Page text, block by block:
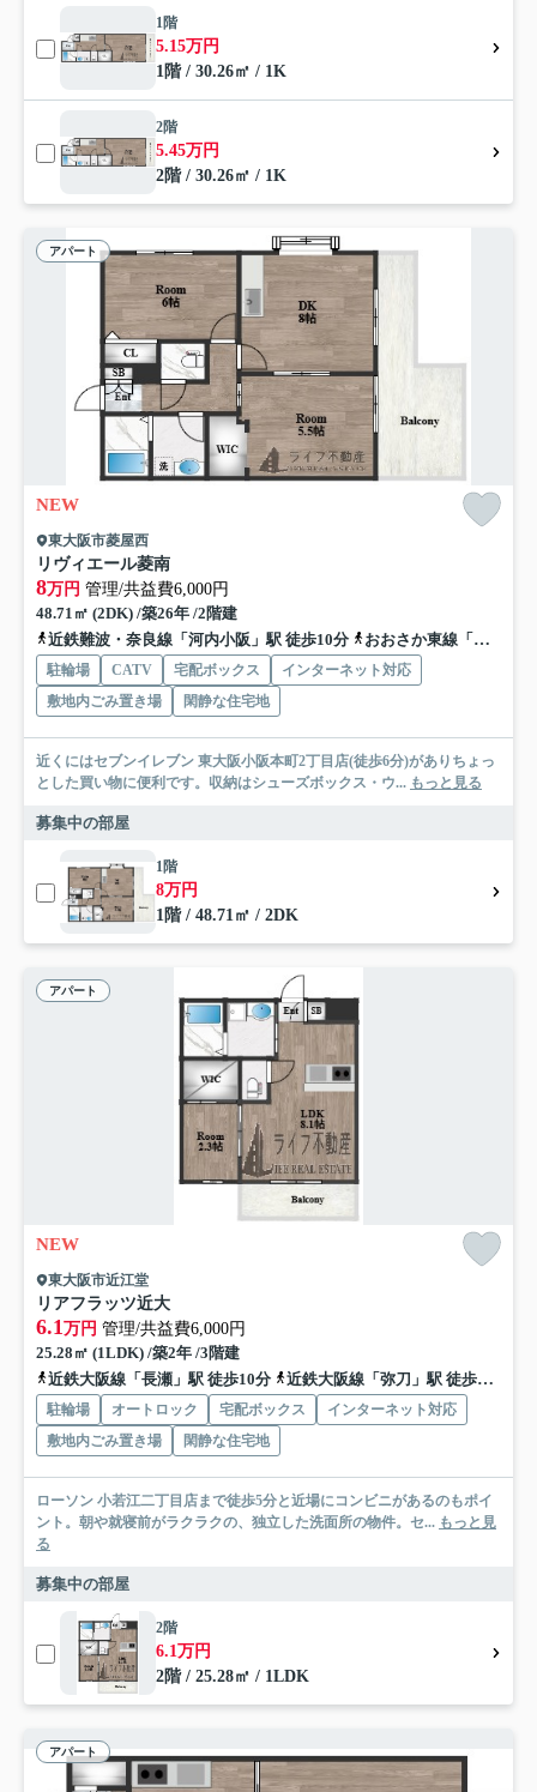
1階
5.15万円
1階 / 30.26㎡ / 1K
2階
5.45万円
2階 / 30.26㎡ / 1K
アパート
NEW
東大阪市菱屋西
リヴィエール菱南
8万円 管理/共益費6,000円
48.71㎡ (2DK) /築26年 /2階建
近鉄難波・奈良線「河内小阪」駅 徒歩10分
おおさか東線「ＪＲ俊徳道」駅 徒歩9分
駐輪場 CATV 宅配ボックス
インターネット対応
敷地内ごみ置き場
閑静な住宅地
近くにはセブンイレブン 東大阪小阪本町2丁目店(徒歩6分)がありちょっ
とした買い物に便利です。収納はシューズボックス・ウ... もっと見る
募集中の部屋
1階
8万円
1階 / 48.71㎡ / 2DK
アパート
NEW
東大阪市近江堂
リアフラッツ近大
6.1万円 管理/共益費6,000円
25.28㎡ (1LDK) /築2年 /3階建
近鉄大阪線「長瀬」駅 徒歩10分
近鉄大阪線「弥刀」駅 徒歩10分
駐輪場 オートロック 宅配ボックス
インターネット対応
敷地内ごみ置き場
閑静な住宅地
ローソン 小若江二丁目店まで徒歩5分と近場にコンビニがあるのもポイ
ント。朝や就寝前がラクラクの、独立した洗面所の物件。セ... もっと見
る
募集中の部屋
2階
6.1万円
2階 / 25.28㎡ / 1LDK
アパート